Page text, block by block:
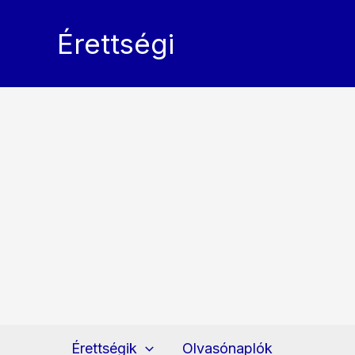
Érettségi
Érettségik Olvasónaplók